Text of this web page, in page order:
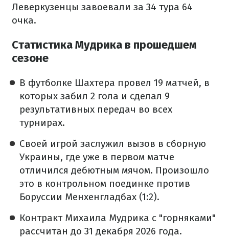
Леверкузенцы завоевали за 34 тура 64
очка.
Статистика Мудрика в прошедшем
сезоне
В футболке Шахтера провел 19 матчей, в
которых забил 2 гола и сделал 9
результативных передач во всех
турнирах.
Своей игрой заслужил вызов в сборную
Украины, где уже в первом матче
отличился дебютным мячом. Произошло
это в контрольном поединке против
Боруссии Менхенгладбах (1:2).
Контракт Михаила Мудрика с "горняками"
рассчитан до 31 декабря 2026 года.